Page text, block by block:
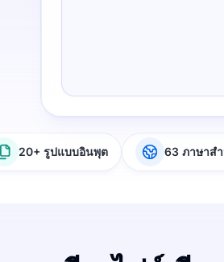
20+ รูปแบบอินพุต 63 ภาษาส